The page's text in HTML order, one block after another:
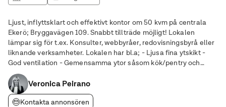
Ljust, inflyttsklart och effektivt kontor om 50 kvm på centrala
Ekerö; Bryggavägen 109. Snabbt tillträde möjligt! Lokalen
lämpar sig för t.ex. Konsulter, webbyråer, redovisningsbyrå eller
liknande verksamheter. Lokalen har bl.a; - Ljusa fina ytskikt -
God ventilation - Gemensamma ytor såsom kök/pentry och
gemensamt lunchrum - WC, RWC - Hiss - God säkerhet med
larm - Fiber - Mycket
Veronica Peirano
Kontakta annonsören